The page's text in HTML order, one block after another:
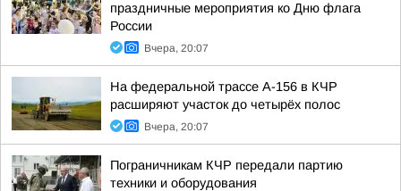
праздничные мероприятия ко Дню флага
России
Вчера, 20:07
На федеральной трассе А-156 в КЧР
расширяют участок до четырёх полос
Вчера, 20:07
Пограничникам КЧР передали партию
техники и оборудования